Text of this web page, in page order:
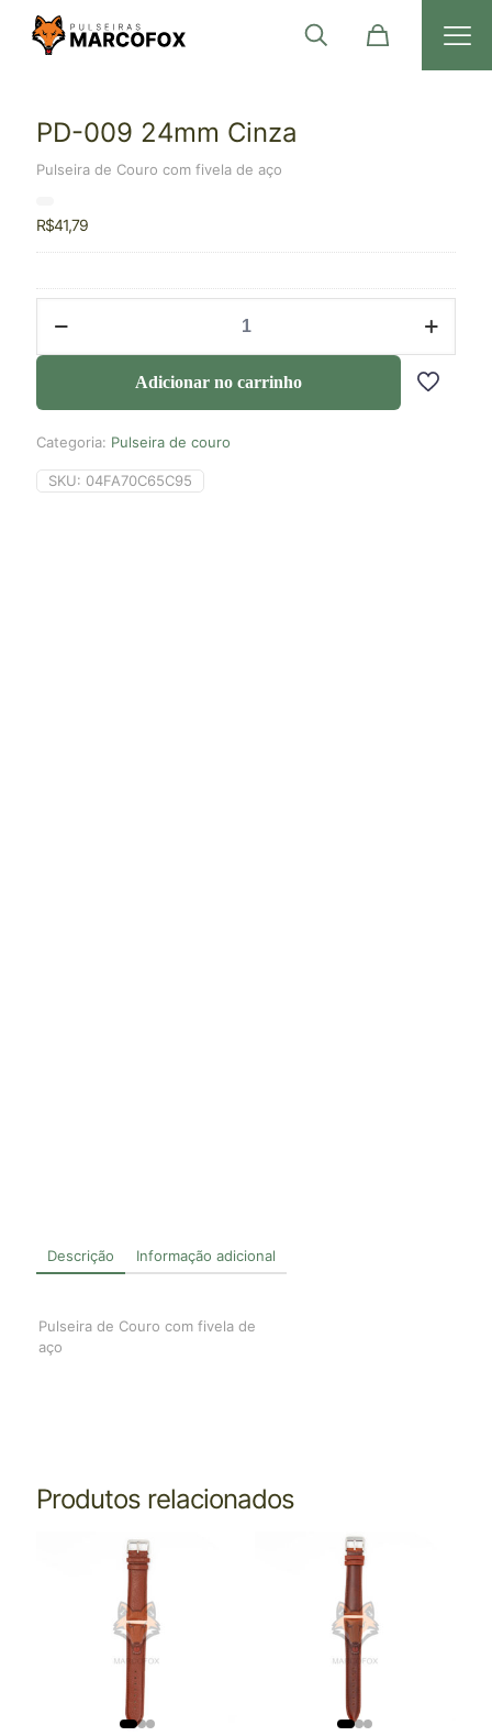
Descrição Informação adicional
Pulseira de Couro com fivela de
aço
PD-009 24mm Cinza
Pulseira de Couro com fivela de aço
R$41,79
Adicionar no carrinho
Categoria: Pulseira de couro
SKU: 04FA70C65C95
Produtos relacionados